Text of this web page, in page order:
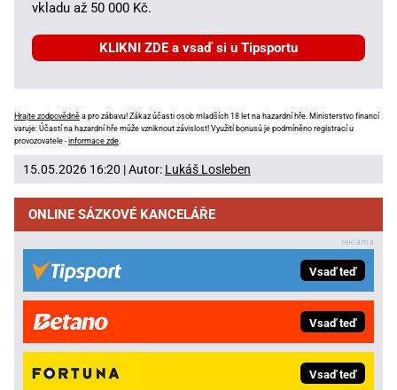
vkladu až 50 000 Kč.
KLIKNI ZDE a vsaď si u Tipsportu
Hrajte zodpovědně a pro zábavu! Zákaz účasti osob mladších 18 let na hazardní hře. Ministerstvo financí
varuje: Účastí na hazardní hře může vzniknout závislost! Využití bonusů je podmíněno registrací u
provozovatele -informace zde
15.05.2026 16:20 | Autor: Lukáš Losleben
ONLINE SÁZKOVÉ KANCELÁŘE
Vsaď teď
Vsaď teď
Vsaď teď